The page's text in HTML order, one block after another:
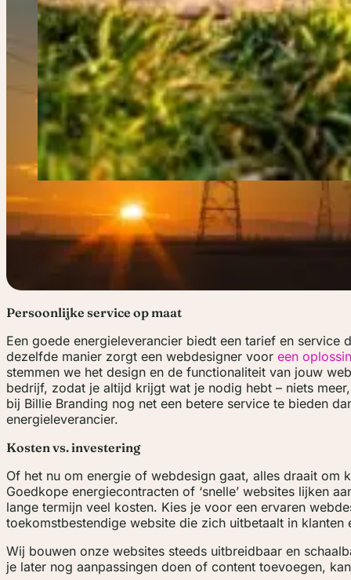
Persoonlijke service op maat
Een goede energieleverancier biedt een tarief en service
dezelfde manier zorgt een webdesigner voor een
stemmen we het design en de functionaliteit van jouw
bedrijf, zodat je altijd krijgt wat je nodig hebt – niets
bij Billie Branding nog net een betere service te bieden
energieleverancier.
Kosten vs. investering
Of het nu om energie of webdesign gaat, alles draait om
Goedkope energiecontracten of ‘snelle’ websites lijken
lange termijn veel kosten. Kies je voor een ervaren
toekomstbestendige website die zich uitbetaalt in klanten
Wij bouwen onze websites steeds uitbreidbaar en
je later nog aanpassingen doen of content toevoegen,